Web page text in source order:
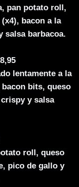
pan potato roll,
bacon a la
salsa barbacoa.
lentamente a la
bits, queso
y salsa
roll, queso
pico de gallo y